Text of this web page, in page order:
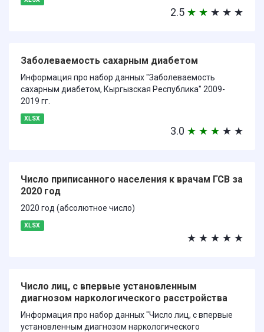
2.5 ★ ★ ★ ★ ★
Заболеваемость сахарным диабетом
Информация про набор данных "Заболеваемость
сахарным диабетом, Кыргызская Республика" 2009-
2019 гг.
XLSX
3.0 ★ ★ ★ ★ ★
Число приписанного населения к врачам ГСВ за
2020 год
2020 год (абсолютное число)
XLSX
★ ★ ★ ★ ★
Число лиц, с впервые установленным
диагнозом наркологического расстройства
Информация про набор данных "Число лиц, с впервые
установленным диагнозом наркологического